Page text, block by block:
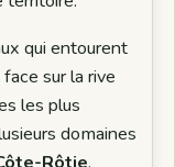
qui entourent
sur la rive
les plus
domaines